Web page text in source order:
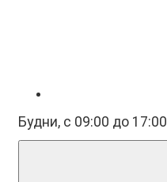
Будни, с 09:00 до 17:00